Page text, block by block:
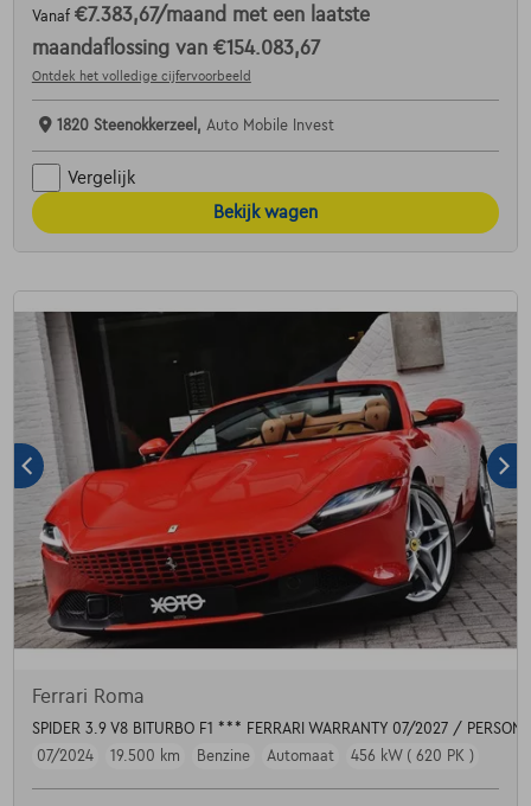
Vanaf €7.383,67/maand met een laatste
maandaflossing van €154.083,67
Ontdek het volledige cijfervoorbeeld
1820 Steenokkerzeel, Auto Mobile Invest
Vergelijk
Bekijk wagen
Ferrari Roma
SPIDER 3.9 V8 BITURBO F1 *** FERRARI WARRANTY 07/2027 /
07/2024
19.500 km Benzine Automaat 456 kW ( 620 PK )